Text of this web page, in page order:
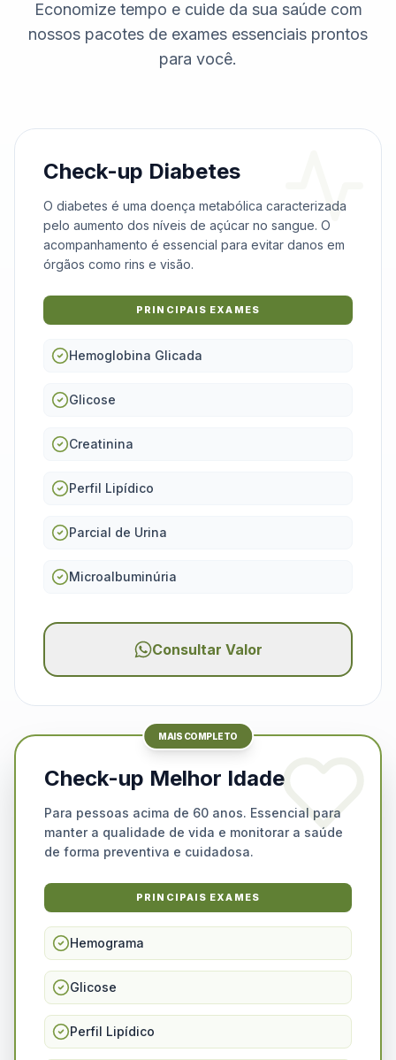
Economize tempo e cuide da sua saúde com
nossos pacotes de exames essenciais prontos
para você.
Check-up Diabetes
O diabetes é uma doença metabólica caracterizada
pelo aumento dos níveis de açúcar no sangue. O
acompanhamento é essencial para evitar danos em
órgãos como rins e visão.
PRINCIPAIS EXAMES
Hemoglobina Glicada
Glicose
Creatinina
Perfil Lipídico
Parcial de Urina
Microalbuminúria
Consultar Valor
MAIS COMPLETO
Check-up Melhor Idade
Para pessoas acima de 60 anos. Essencial para
manter a qualidade de vida e monitorar a saúde
de forma preventiva e cuidadosa.
PRINCIPAIS EXAMES
Hemograma
Glicose
Perfil Lipídico